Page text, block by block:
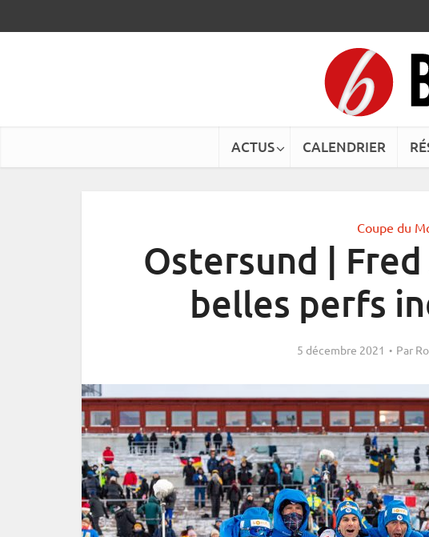
ACTUS CALENDRIER
Coupe du
Ostersund |
belles perfs
5 décembre 2021 Par